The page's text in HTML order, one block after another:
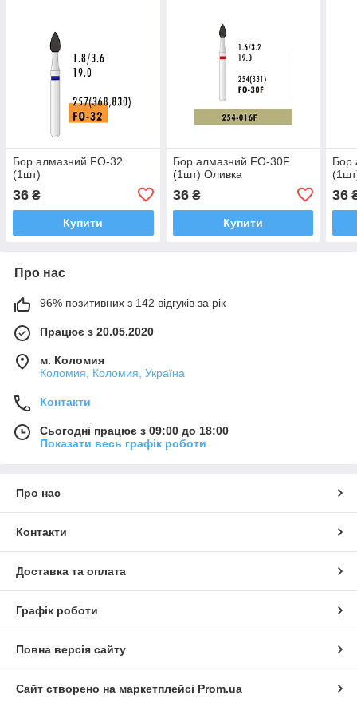
Бор алмазний FO-32
(1шт)
36 ₴
Купити
Бор алмазний FO-30F
(1шт) Оливка
36₴
Купити
Бор
36
Про нас
96% позитивних з 142 відгуків за рік
Працює з 20.05.2020
м. Коломия
Коломия, Коломия, Україна
Контакти
Сьогодні працює з 09:00 до 18:00
Показати весь графік роботи
Про нас
Контакти
Доставка та оплата
Графік роботи
Повна версія сайту
Сайт створено на маркетплейсі Prom.ua